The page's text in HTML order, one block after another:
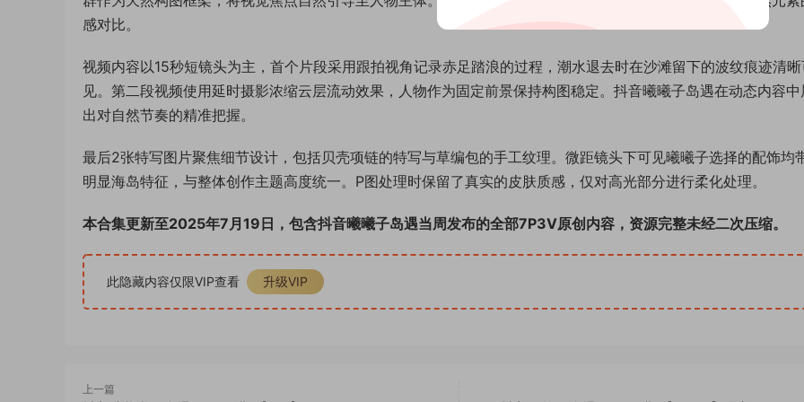
感对比。
视频内容以15秒短镜头为主，首个片段采用跟拍视角记录赤足踏浪的过程，潮水退去时在沙滩留下的波纹痕迹清
见。第二段视频使用延时摄影浓缩云层流动效果，人物作为固定前景保持构图稳定。抖音曦曦子岛遇在动态内容中
出对自然节奏的精准把握。
最后2张特写图片聚焦细节设计，包括贝壳项链的特写与草编包的手工纹理。微距镜头下可见曦曦子选择的配饰均
明显海岛特征，与整体创作主题高度统一。P图处理时保留了真实的皮肤质感，仅对高光部分进行柔化处理。
本合集更新至2025年7月19日，包含抖音曦曦子岛遇当周发布的全部7P3V原创内容，资源完整未经二次压缩。
此隐藏内容仅限VIP查看 升级VIP
上一篇